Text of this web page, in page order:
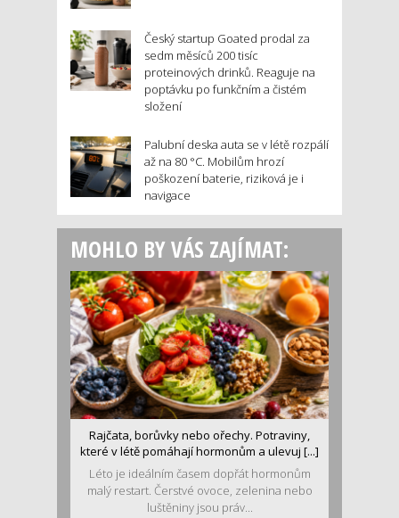
Český startup Goated prodal za
sedm měsíců 200 tisíc
proteinových drinků. Reaguje na
poptávku po funkčním a čistém
složení
Palubní deska auta se v létě rozpálí
až na 80 °C. Mobilům hrozí
poškození baterie, riziková je i
navigace
MOHLO BY VÁS ZAJÍMAT:
Rajčata, borůvky nebo ořechy. Potraviny,
které v létě pomáhají hormonům a ulevuj [...]
Léto je ideálním časem dopřát hormonům
malý restart. Čerstvé ovoce, zelenina nebo
luštěniny jsou práv...